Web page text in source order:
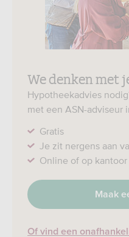
We denken met
Hypotheekadvies
met een ASN-adviseur
Gratis
Je zit nergens aan
Online of op kantoor
Maak
Of vind een